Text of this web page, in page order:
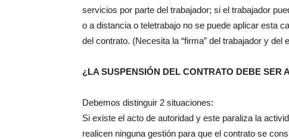
servicios por parte del trabajador; si el trabajador
o a distancia o teletrabajo no se puede aplicar esta
del contrato. (Necesita la “firma” del trabajador y del
¿LA SUSPENSIÓN DEL CONTRATO DEBE SER
Debemos distinguir 2 situaciones:
Si existe el acto de autoridad y este paraliza la
realicen ninguna gestión para que el contrato se